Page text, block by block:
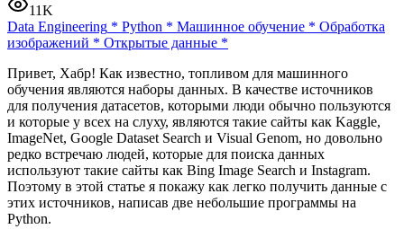
11K
Data Engineering * Python * Машинное обучение * Обработка
изображений * Открытые данные *
Привет, Хабр! Как известно, топливом для машинного
обучения являются наборы данных. В качестве источников
для получения датасетов, которыми люди обычно пользуются
и которые у всех на слуху, являются такие сайты как Kaggle,
ImageNet, Google Dataset Search и Visual Genom, но довольно
редко встречаю людей, которые для поиска данных
используют такие сайты как Bing Image Search и Instagram.
Поэтому в этой статье я покажу как легко получить данные с
этих источников, написав две небольшие программы на
Python.